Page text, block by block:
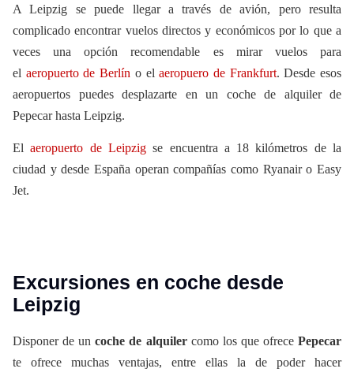
A Leipzig se puede llegar a través de avión, pero resulta
complicado encontrar vuelos directos y económicos por lo que a
veces una opción recomendable es mirar vuelos para
el aeropuerto de Berlín o elaeropuero de Frankfurt. Desde esos
aeropuertos puedes desplazarte en un coche de alquiler de
Pepecar hasta Leipzig.
Elaeropuerto de Leipzigse encuentra a 18 kilómetros de la
ciudad y desde España operan compañías como Ryanair o Easy
Jet.
Excursiones en coche desde
Leipzig
Disponer de uncoche de alquilercomo los que ofrecePepecar
te ofrece muchas ventajas, entre ellas la de poder hacer